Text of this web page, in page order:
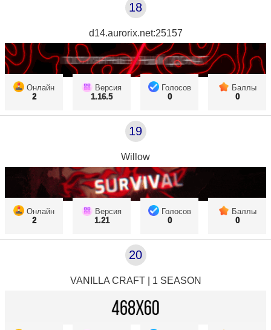
18
d14.aurorix.net:25157
Онлайн
2
Версия
1.16.5
Голосов
0
Баллы
0
19
Willow
Онлайн
2
Версия
1.21
Голосов
0
Баллы
0
20
VANILLA CRAFT | 1 SEASON